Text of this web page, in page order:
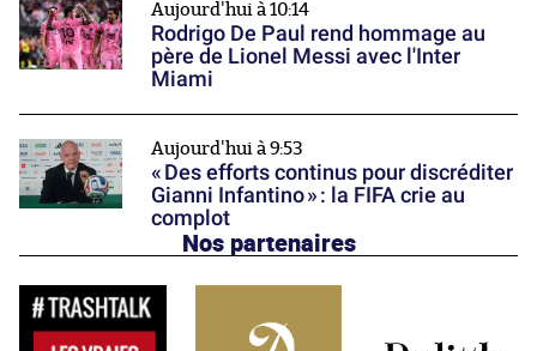
Aujourd'hui à 10:14
Rodrigo De Paul rend hommage au
père de Lionel Messi avec l'Inter
Miami
Aujourd'hui à 9:53
« Des efforts continus pour discréditer
Gianni Infantino » : la FIFA crie au
complot
Nos partenaires